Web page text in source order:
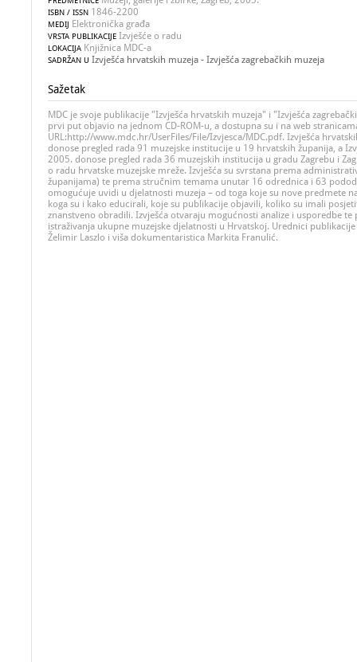
ISBN / ISSN 1846-2200
MEDIJ Elektronička građa
VRSTA PUBLIKACIJE Izvješće o radu
LOKACIJA Knjižnica MDC-a
SADRŽAN U Izvješća hrvatskih muzeja - Izvješća zagrebačkih muzeja
Sažetak
MDC je svoje publikacije "Izvješća hrvatskih muzeja" i "Izvješća
prvi put objavio na jednom CD-ROM-u, a dostupna su i na web
URL:http://www.mdc.hr/UserFiles/File/Izvjesca/MDC.pdf. Izvješća
donose pregled rada 91 muzejske institucije u 19 hrvatskih županija, a
2005. donose pregled rada 36 muzejskih institucija u gradu Zagrebu i
o radu hrvatske muzejske mreže. Izvješća su svrstana prema
županijama) te prema stručnim temama unutar 16 odrednica i 63
omogućuje uvidi u djelatnosti muzeja – od toga koje su nove predmete
koga su i kako educirali, koje su publikacije objavili, koliko su imali
znanstveno obradili. Izvješća otvaraju mogućnosti analize i usporedbe te
istraživanja ukupne muzejske djelatnosti u Hrvatskoj. Urednici
Želimir Laszlo i viša dokumentaristica Markita Franulić.